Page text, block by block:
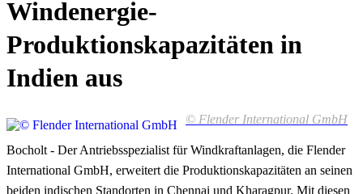
Windenergie-
Produktionskapazitäten in
Indien aus
© Flender International GmbH
Bocholt - Der Antriebsspezialist für Windkraftanlagen, die Flender
International GmbH, erweitert die Produktionskapazitäten an seinen
beiden indischen Standorten in Chennai und Kharagpur. Mit diesen